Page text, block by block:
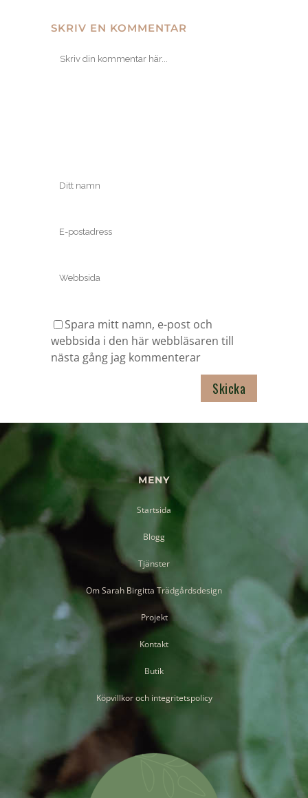
SKRIV EN KOMMENTAR
Spara mitt namn, e-post och
webbsida i den här webbläsaren till
nästa gång jag kommenterar
MENY
Startsida
Blogg
Tjänster
Om Sarah Birgitta Trädgårdsdesign
Projekt
Kontakt
Butik
Köpvillkor och integritetspolicy